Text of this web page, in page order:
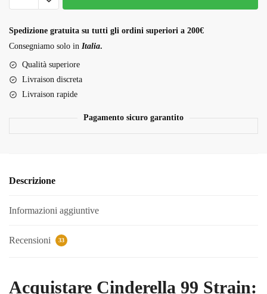
quantità
Spedizione gratuita su tutti gli ordini superiori a 200€
Consegniamo solo in Italia.
Qualità superiore
Livraison discreta
Livraison rapide
Pagamento sicuro garantito
Descrizione
Informazioni aggiuntive
Recensioni 33
Acquistare Cinderella 99 Strain: